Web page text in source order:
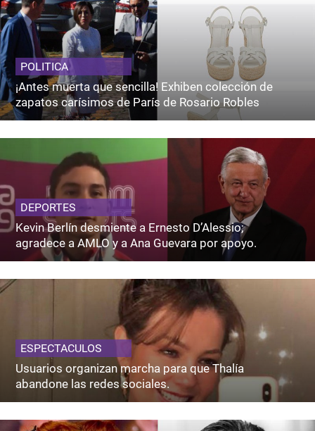
POLITICA
¡Antes muerta que sencilla! Exhiben colección de
zapatos carísimos de París de Rosario Robles
DEPORTES
Kevin Berlín desmiente a Ernesto D’Alessio;
agradece a AMLO y a Ana Guevara por apoyo.
ESPECTACULOS
Usuarios organizan marcha para que Thalía
abandone las redes sociales.